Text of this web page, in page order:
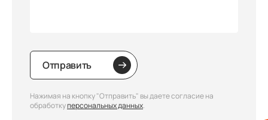
Отправить
Нажимая на кнопку "Отправить" вы даете согласие на
обработкуперсональных данных.